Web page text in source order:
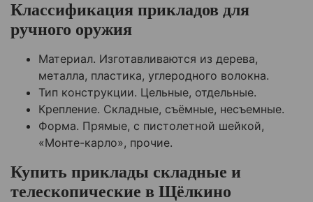
Классификация прикладов для
ручного оружия
Материал. Изготавливаются из дерева,
металла, пластика, углеродного волокна.
Тип конструкции. Цельные, отдельные.
Крепление. Складные, съёмные, несъемные.
Форма. Прямые, с пистолетной шейкой,
«Монте-карло», прочие.
Купить приклады складные и
телескопические в Щёлкино